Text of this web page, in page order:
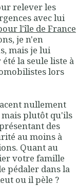
relever les
avec lui
l'île de France
je n'en
mais je lui
la seule liste à
lors
nullement
plutôt qu'ils
des
au moins à
Quant au
votre famille
pédaler dans la
ou il pèle ?